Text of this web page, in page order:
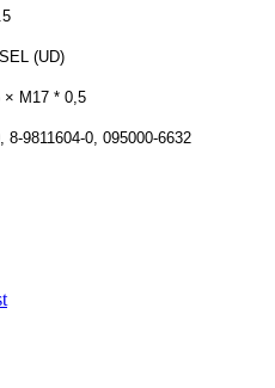
(UD)
M17 * 0,5
8-9811604-0, 095000-6632